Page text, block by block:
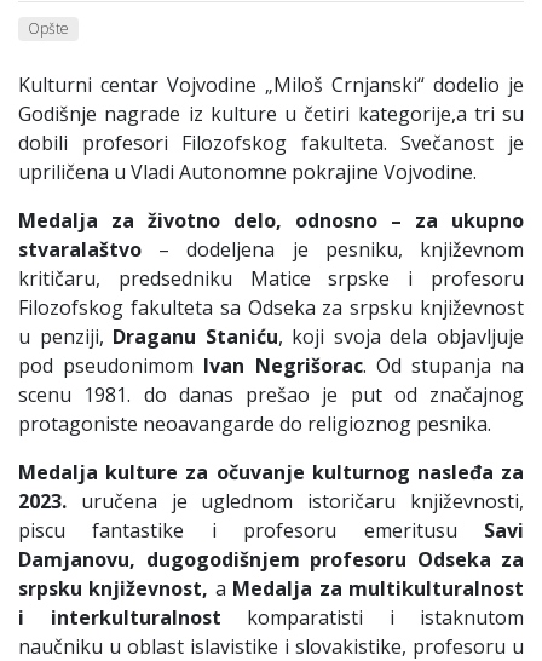
Opšte
Kulturni centar Vojvodine „Miloš Crnjanski“ dodelio je
Godišnje nagrade iz kulture u četiri kategorije,a tri su
dobili profesori Filozofskog fakulteta. Svečanost je
upriličena u Vladi Autonomne pokrajine Vojvodine.
Medalja za životno delo, odnosno – za ukupno
stvaralaštvo – dodeljena je pesniku, književnom
kritičaru, predsedniku Matice srpske i profesoru
Filozofskog fakulteta sa Odseka za srpsku književnost
u penziji, Draganu Staniću, koji svoja dela objavljuje
pod pseudonimom Ivan Negrišorac. Od stupanja na
scenu 1981. do danas prešao je put od značajnog
protagoniste neoavangarde do religioznog pesnika.
Medalja kulture za očuvanje kulturnog nasleđa za
2023. uručena je uglednom istoričaru književnosti,
piscu fantastike i profesoru emeritusu Savi
Damjanovu, dugogodišnjem profesoru Odseka za
srpsku književnost, a Medalja za multikulturalnost
i interkulturalnost komparatisti i istaknutom
naučniku u oblast islavistike i slovakistike, profesoru u